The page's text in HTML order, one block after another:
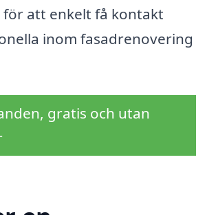
att enkelt få kontakt
inom fasadrenovering
gratis och utan